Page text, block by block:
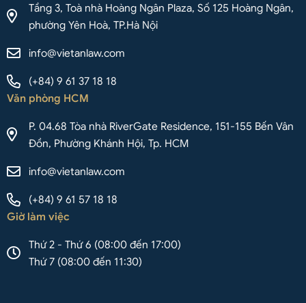
Tầng 3, Toà nhà Hoàng Ngân Plaza, Số 125 Hoàng Ngân,
phường Yên Hoà, TP.Hà Nội
info@vietanlaw.com
(+84) 9 61 37 18 18
Văn phòng HCM
P. 04.68 Tòa nhà RiverGate Residence, 151-155 Bến Vân
Đồn, Phường Khánh Hội, Tp. HCM
info@vietanlaw.com
(+84) 9 61 57 18 18
Giờ làm việc
Thứ 2 - Thứ 6 (08:00 đến 17:00)
Thứ 7 (08:00 đến 11:30)